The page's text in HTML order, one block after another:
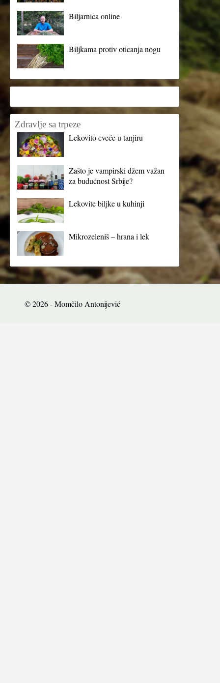
Biljarnica online
Biljkama protiv oticanja nogu
Zdravlje sa trpeze
Lekovito cveće u tanjiru
Zašto je vampirski džem važan
za budućnost Srbije?
Lekovite biljke u kuhinji
Mikrozeleniš – hrana i lek
© 2026 - Momčilo Antonijević